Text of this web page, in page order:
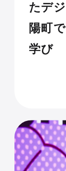
たデ
陽町
学び